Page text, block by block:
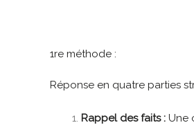
1re méthode :
Réponse en quatre parties
Rappel des faits : Une